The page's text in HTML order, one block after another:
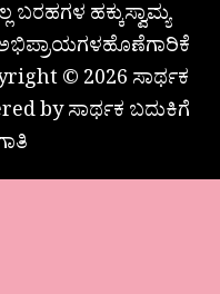
ಬರಹಗಳ ಹಕ್ಕುಸ್ವಾಮ್ಯ
© 2026 ಸಾರ್ಥಕ
by ಸಾರ್ಥಕ ಬದುಕಿಗೆ